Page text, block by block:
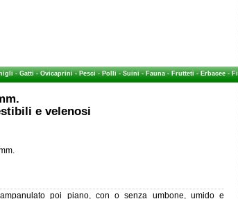
-Gatti-Ovicaprini-Pesci-Polli-Suini-Fauna-Frutteti-Erbacee-
e velenosi
poi piano, con o senza umbone, umido e